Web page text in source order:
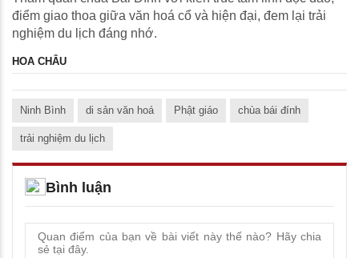
điểm giao thoa giữa văn hoá cổ và hiện đại, đem lại trải
nghiệm du lịch đáng nhớ.
HOA CHÂU
Ninh Bình di sản văn hoá Phật giáo chùa bái đính
trải nghiệm du lịch
Bình luận